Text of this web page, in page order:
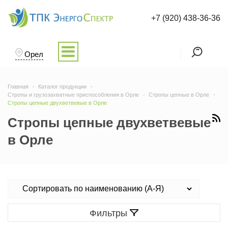
Орел
+7 (920) 438-36-36
Главная
Каталог продукции
Стропы и грузозахватные приспособления в Орле
Стропы цепные в Орле
Стропы цепные двухветвевые в Орле
Стропы цепные двухветвевые
в Орле
Фильтры